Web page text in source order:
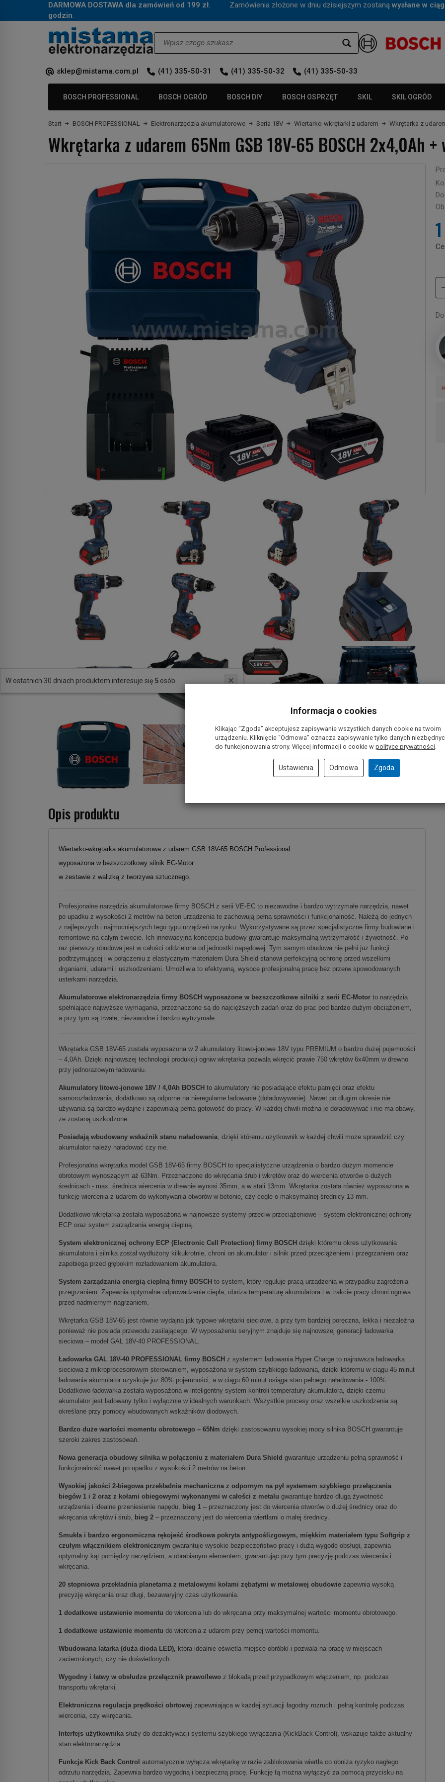
DARMOWA DOSTAWA dla zamówień od 199 zł. Zamówienia złożone w dniu dzisiejszym zostaną wysłane w
godzin.
sklep@mistama.com.pl (41) 335-50-31 (41) 335-50-32 (41) 335-50-33
BOSCH PROFESSIONAL BOSCH OGRÓD BOSCH DIY BOSCH OSPRZĘT SKIL SKIL OGRÓD
Start BOSCH PROFESSIONAL Elektronarzędzia akumulatorowe Seria 18V Wiertarko-wkrętarki z udarem Wkrętarka z
Wkrętarka z udarem 65Nm GSB 18V-65 BOSCH 2x4,0Ah
Opis produktu
Wiertarko-wkrętarka akumulatorowa z udarem GSB 18V-65 BOSCH Professional
wyposażona w bezszczotkowy silnik EC-Motor
w zestawie z walizką z tworzywa sztucznego.
Profesjonalne narzędzia akumulatorowe firmy BOSCH z serii VE-EC to niezawodne i bardzo wytrzymałe narzędzia, nawet
po upadku z wysokości 2 metrów na beton urządzenia te zachowują pełną sprawności i funkcjonalność. Należą do jednych
z najlepszych i najmocniejszych tego typu urządzeń na rynku. Wykorzystywane są przez specjalistyczne firmy budowlane i
remontowe na całym świecie. Ich innowacyjna koncepcja budowy gwarantuje maksymalną wytrzymałość i żywotność. Po
raz pierwszy obudowa jest w całości oddzielona od jednostki napędowej. Tym samym obudowa nie pełni już funkcji
podtrzymującej i w połączeniu z elastycznym materiałem Dura Shield stanowi perfekcyjną ochronę przed wszelkimi
drganiami, udarami i uszkodzeniami. Umożliwia to efektywną, wysoce profesjonalną pracę bez przerw spowodowanych
usterkami narzędzia.
Akumulatorowe elektronarzędzia firmy BOSCH wyposażone w bezszczotkowe silniki z serii EC-Motor to narzędzia
spełniające najwyższe wymagania, przeznaczone są do najcięższych zadań oraz do prac pod bardzo dużym obciążeniem,
a przy tym są trwałe, niezawodne i bardzo wytrzymałe.
Wkrętarka GSB 18V-65 została wyposażona w 2 akumulatory litowo-jonowe 18V typu PREMIUM o bardzo dużej pojemności
– 4,0Ah. Dzięki najnowszej technologii produkcji ogniw wkrętarka pozwala wkręcić prawie 750 wkrętów 6x40mm w drewno
przy jednorazowym ładowaniu.
Akumulatory litowo-jonowe 18V / 4,0Ah BOSCH to akumulatory nie posiadające efektu pamięci oraz efektu
samorozładowania, dodatkowo są odporne na nieregularne ładowanie (doładowywanie). Nawet po długim okresie nie
używania są bardzo wydajne i zapewniają pełną gotowość do pracy. W każdej chwili można je doładowywać i nie ma obawy,
że zostaną uszkodzone.
Posiadają wbudowany wskaźnik stanu naładowania , dzięki któremu użytkownik w każdej chwili może sprawdzić czy
akumulator należy naładować czy nie.
Profesjonalna wkrętarka model GSB 18V-65 firmy BOSCH to specjalistyczne urządzenia o bardzo dużym momencie
obrotowym wynoszącym aż 63Nm. Przeznaczone do wkręcania śrub i wkrętów oraz do wiercenia otworów o dużych
średnicach - max. średnica wiercenia w drewnie wynosi 35mm, a w stali 13mm. Wkrętarka została również wyposażona w
funkcję wiercenia z udarem do wykonywania otworów w betonie, czy cegle o maksymalnej średnicy 13 mm.
Dodatkowo wkrętarka została wyposażona w najnowsze systemy przeciw przeciążeniowe – system elektronicznej ochrony
ECP oraz system zarządzania energią cieplną.
System elektronicznej ochrony ECP (Electronic Cell Protection) firmy BOSCH dzięki któremu okres użytkowania
akumulatora i silnika został wydłużony kilkukrotnie, chroni on akumulator i silnik przed przeciążeniem i przegrzaniem oraz
zapobiega przed głębokim rozładowaniem akumulatora.
System zarządzania energią cieplną firmy BOSCH to system, który reguluje pracą urządzenia w przypadku zagrożenia
przegrzaniem. Zapewnia optymalne odprowadzenie ciepła, obniża temperaturę akumulatora i w trakcie pracy chroni ogniwa
przed nadmiernym nagrzaniem.
Wkrętarka GSB 18V-65 jest równie wydajna jak typowe wkrętarki sieciowe, a przy tym bardziej poręczna, lekka i niezależna
ponieważ nie posiada przewodu zasilającego. W wyposażeniu seryjnym znajduje się najnowszej generacji ładowarka
sieciowa – model GAL 18V-40 PROFESSIONAL.
Ładowarka GAL 18V-40 PROFESSIONAL firmy BOSCH z systemem ładowania Hyper Charge to najnowsza ładowarka
sieciowa z mikroprocesorowym sterowaniem, wyposażona w system szybkiego ładowania, dzięki któremu w ciągu 45 minut
ładowania akumulator uzyskuje już 80% pojemności, a w ciągu 60 minut osiąga stan pełnego naładowania - 100%.
Dodatkowo ładowarka została wyposażona w inteligentny system kontroli temperatury akumulatora, dzięki czemu
akumulator jest ładowany tylko i wyłącznie w idealnych warunkach. Wszystkie procesy oraz wszelkie uszkodzenia są
określane przy pomocy wbudowanych wskaźników diodowych.
Bardzo duże wartości momentu obrotowego – 65Nm dzięki zastosowaniu wysokiej mocy silnika BOSCH gwarantuje
szeroki zakres zastosowań.
Nowa generacja obudowy silnika w połączeniu z materiałem Dura Shield gwarantuje urządzeniu pełną sprawność i
funkcjonalność nawet po upadku z wysokości 2 metrów na beton.
Wysokiej jakości 2-biegowa przekładnia mechaniczna z odpornym na pył systemem szybkiego przełączania
biegów 1 i 2 oraz z kołami obiegowymi wykonanymi w całości z metalu gwarantuje bardzo długą żywotność
urządzenia i idealne przeniesienie napędu, bieg 1 – przeznaczony jest do wiercenia otworów o dużej średnicy oraz do
wkręcania wkrętów i śrub, bieg 2 – przeznaczony jest do wiercenia wiertłami o małej średnicy.
Smukła i bardzo ergonomiczna rękojeść środkowa pokryta antypoślizgowym, miękkim materiałem typu Softgrip z
czułym włącznikiem elektronicznym gwarantuje wysokie bezpieczeństwo pracy i dużą wygodę obsługi, zapewnia
optymalny kąt pomiędzy narzędziem, a obrabianym elementem, gwarantując przy tym precyzję podczas wiercenia i
wkręcania.
20 stopniowa przekładnia planetarna z metalowymi kołami zębatymi w metalowej obudowie zapewnia wysoką
precyzję wkręcania oraz długi, bezawaryjny czas użytkowania.
1 dodatkowe ustawienie momentu do wiercenia lub do wkręcania przy maksymalnej wartości momentu obrotowego.
1 dodatkowe ustawienie momentu do wiercenia z udarem przy pełnej wartości momentu.
Wbudowana latarka (duża dioda LED), która idealnie oświetla miejsce obróbki i pozwala na pracę w miejscach
zaciemnionych, czy nie doświetlonych.
Wygodny i łatwy w obsłudze przełącznik prawo/lewo z blokadą przed przypadkowym włączeniem, np. podczas
transportu wkrętarki.
Elektroniczna regulacja prędkości obrtowej zapewniająca w każdej sytuacji łagodny rozruch i pełną kontrolę podczas
wiercenia, czy wkręcania.
Interfejs użytkownika służy do dezaktywacji systemu szybkiego wyłączania (KickBack Control), wskazuje także aktualny
stan elektronarzędzia.
Funkcja Kick Back Control automatycznie wyłącza wkrętarkę w razie zablokowania wiertła co obniża ryzyko nagłego
odrzutu narzędzia. Zapewnia bardzo wygodną i bezpieczną pracę. Funkcję tą można wyłączyć za pomocą przycisku na
W ostatnich 30 dniach produktem interesuje się 5 osób.
Informacja o cookies
Klikając “Zgoda” akceptujesz zapisywanie wszystkich danych cookie na twoim
urządzeniu. Kliknięcie “Odmowa” oznacza zapisywanie tylko danych
do funkcjonowania strony. Więcej informacji o cookie w polityce prywatności.
Ustawienia Odmowa Zgoda